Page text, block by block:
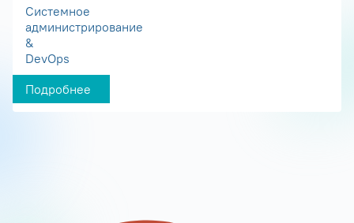
Системное
администрирование
&
DevOps
Подробнее